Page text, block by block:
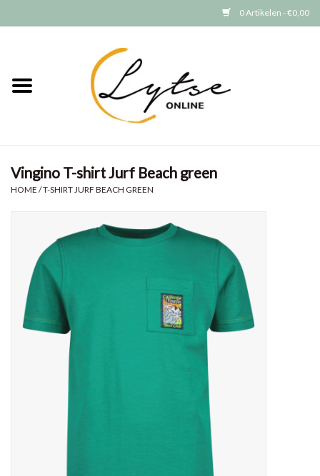
0 Artikelen - €0,00
Meisjes
GRATIS VERZENDEN (vanaf EUR
Vingino T-shirt Jurf Beach green
HOME /T-SHIRT JURF BEACH GREEN